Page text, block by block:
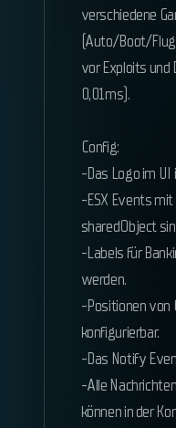
verschiedene
(Auto/Boot/
vor Exploits und
0,01ms).
Config:
-Das Logo im
-ESX Events
sharedObject
-Labels für
werden.
-Positionen von
konfigurierbar.
-Das Notify
-Alle
können in der